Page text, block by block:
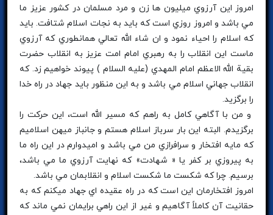
امروز اين آرزوي ميليون ها زن و مرد مسلمان در کشور عزيز ما
مي باشد و امروز روزي است که بايد به نجات اسلام شتافت. بايد
که اسلام را احياء نمود و ان شاء الله تعالي همانطوري که آرزوي
ماست اين انقلاب را به رهبري امام امت عزيز به انقلاب حضرت
بقية الله الاعظم امام المهدي (عليه السلام ) پيوند خواهيم زد. که
انقلاب جهاني اسلام مي باشد و به اين منظور بايد جهاد در راه خدا
را برگزيد.
و من با آگاهي کامل به راهم که مسير الله است، اين حرکت را
برگزيدم. البته اين بار سرباز اسلام هستم و جانباز ميهن اسلاميم
که مايه افتخار و سرافرازي من مي باشد و اميدوارم در اين راه ما
به پيروزي بر کفر يا « شهادت» که نهايت آرزوي ما مي باشد،
برسيم. چرا که شکست ما شکست اسلام و انقلابمان مي باشد.
امروز افتخارمان اين است که در راه عقيده اي جهاد ميکنم که به
حقانيت آن کاملاً آگاهيم و غير از اين راهي برايمان نمي ماند که